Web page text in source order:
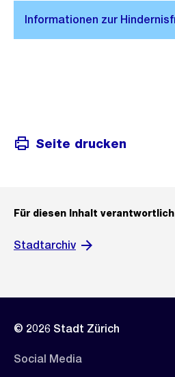
Seite drucken
Für diesen Inhalt verantwortlich
Stadtarchiv
© 2026 Stadt Zürich
Social Media